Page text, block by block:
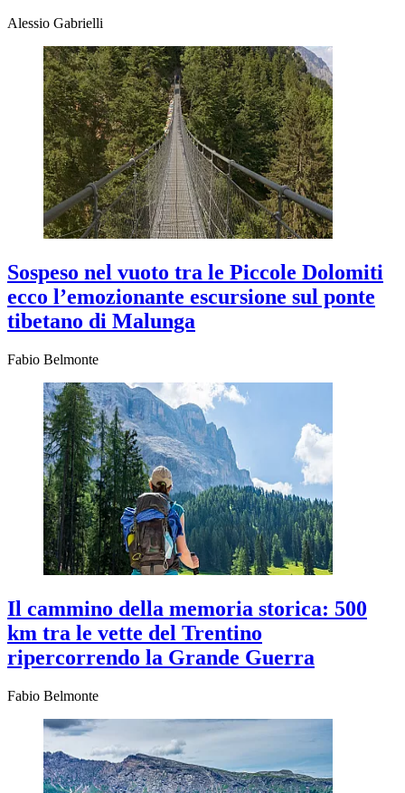
Alessio Gabrielli
Sospeso nel vuoto tra le Piccole Dolomiti
ecco l’emozionante escursione sul ponte
tibetano di Malunga
Fabio Belmonte
Il cammino della memoria storica: 500
km tra le vette del Trentino
ripercorrendo la Grande Guerra
Fabio Belmonte